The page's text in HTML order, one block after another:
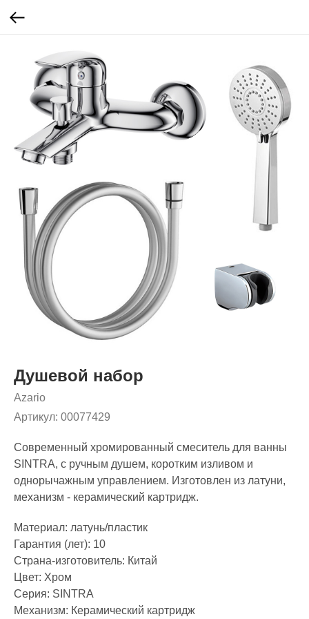
Душевой набор
Azario
Артикул: 00077429
Современный хромированный смеситель для ванны
SINTRA, с ручным душем, коротким изливом и
однорычажным управлением. Изготовлен из латуни,
механизм - керамический картридж.
Материал: латунь/пластик
Гарантия (лет): 10
Страна-изготовитель: Китай
Цвет: Хром
Серия: SINTRA
Механизм: Керамический картридж